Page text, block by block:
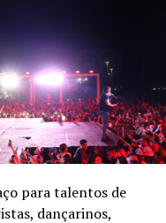
para talentos de
dançarinos,